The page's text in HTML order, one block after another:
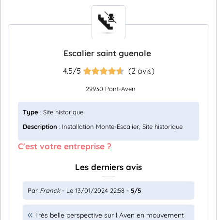
Escalier saint guenole
4.5/5 (2 avis)
29930 Pont-Aven
Type : Site historique
Description : Installation Monte-Escalier, Site historique
C'est votre entreprise ?
Les derniers avis
Par Franck- Le 13/01/2024 22:58 - 5/5
Très belle perspective sur l Aven en mouvement